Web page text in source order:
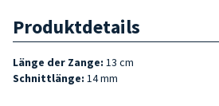
Produktdetails
Länge der Zange: 13 cm
Schnittlänge: 14 mm